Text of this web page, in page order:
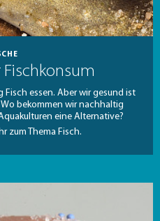
essen. Aber wir gesund ist
bekommen wir nachhaltig
eine Alternative?
zum Thema Fisch.